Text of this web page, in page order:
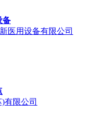
备
医用设备有限公司
有限公司